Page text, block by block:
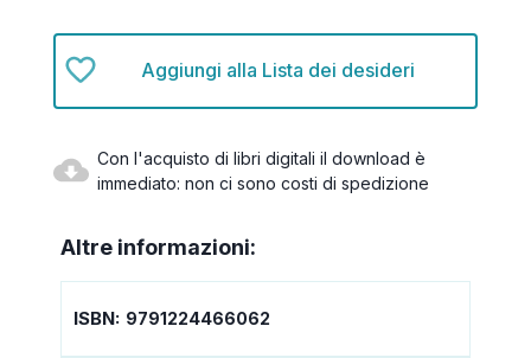
Aggiungi alla Lista dei desideri
Con l'acquisto di libri digitali il download è
immediato: non ci sono costi di spedizione
Altre informazioni:
ISBN: 9791224466062